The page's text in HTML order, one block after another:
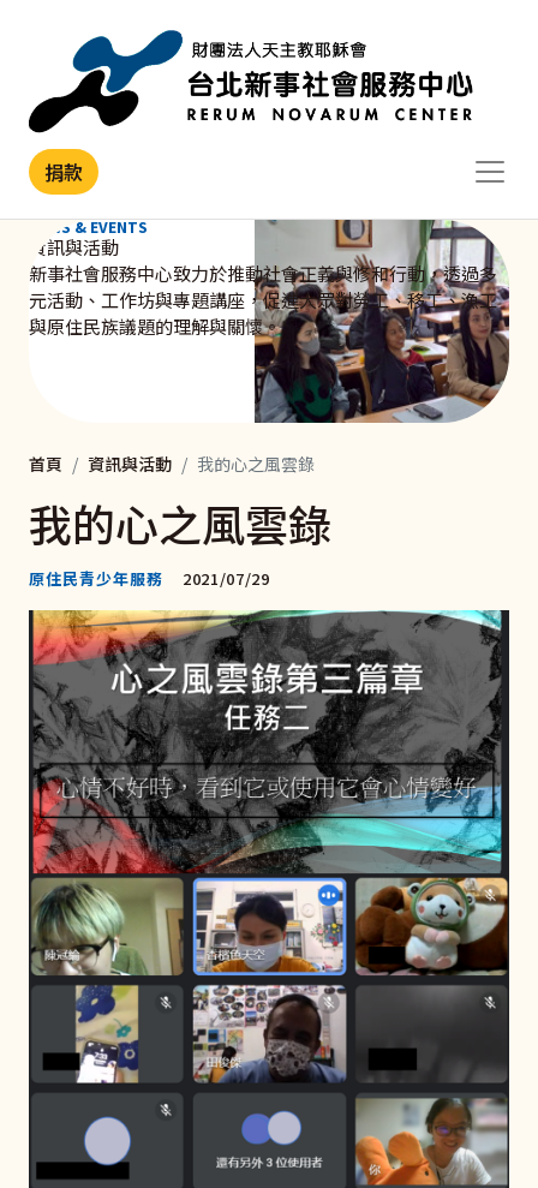
捐款
NEWS & EVENTS
資訊與活動
新事社會服務中心致力於推動社會正義與修和行動，透過多
元活動、工作坊與專題講座，促進大眾對勞工、移工、漁工
與原住民族議題的理解與關懷。
首頁 資訊與活動 我的心之風雲錄
我的心之風雲錄
原住民青少年服務 2021/07/29